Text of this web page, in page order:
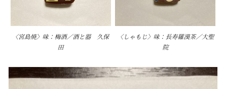
〈宮島焼〉味：梅酒／酒と器 久保
田
〈しゃもじ〉味：長寿羅漢茶／大聖
院